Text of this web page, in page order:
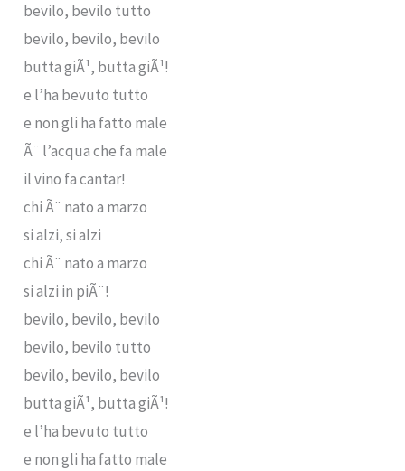
bevilo, bevilo tutto
bevilo, bevilo, bevilo
butta giÃ¹, butta giÃ¹!
e l’ha bevuto tutto
e non gli ha fatto male
Ã¨ l’acqua che fa male
il vino fa cantar!
chi Ã¨ nato a marzo
si alzi, si alzi
chi Ã¨ nato a marzo
si alzi in piÃ¨!
bevilo, bevilo, bevilo
bevilo, bevilo tutto
bevilo, bevilo, bevilo
butta giÃ¹, butta giÃ¹!
e l’ha bevuto tutto
e non gli ha fatto male